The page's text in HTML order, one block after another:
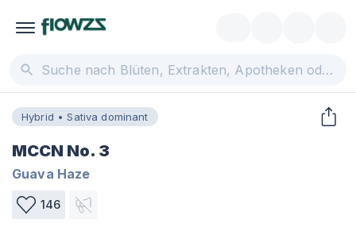
Hybrid • Sativa dominant
MCCN No. 3
Guava Haze
146